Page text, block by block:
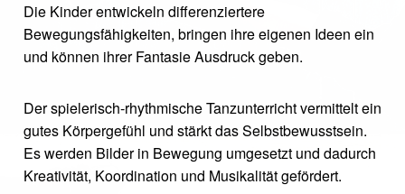
Die Kinder entwickeln differenziertere
Bewegungsfähigkeiten, bringen ihre eigenen Ideen ein
und können ihrer Fantasie Ausdruck geben.
Der spielerisch-rhythmische Tanzunterricht vermittelt ein
gutes Körpergefühl und stärkt das Selbstbewusstsein.
Es werden Bilder in Bewegung umgesetzt und dadurch
Kreativität, Koordination und Musikalität gefördert.